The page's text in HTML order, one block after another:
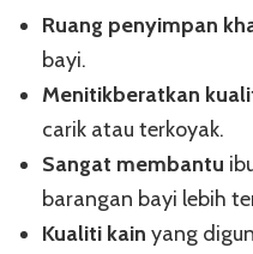
Ruang penyimpan
bayi.
Menitikberatkan
carik atau terkoyak.
Sangat membantu
barangan bayi lebih
Kualiti kain yang